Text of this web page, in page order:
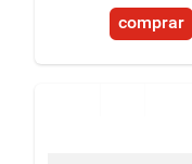
comprar